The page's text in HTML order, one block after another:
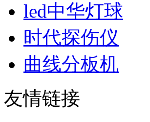
led中华灯球
时代探伤仪
曲线分板机
友情链接